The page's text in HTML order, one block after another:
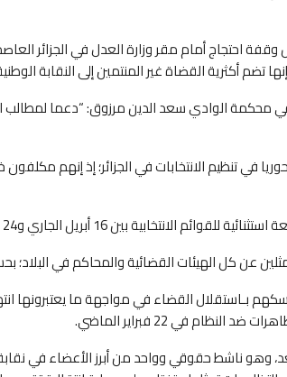
احتجاج أمام مقر وزارة العدل في الجزائر
تضم أكثرية القضاة غير المنتمين إلى النقابة
محكمة الوادي سعد الدين مرزوق: “دعما لمطالب
في تنظيم الانتخابات في الجزائر؛ إذ إنهم
16 أبريل الجاري و24 منه، تحضيرا لاستحقاق الرئاسي للرابع من شهر يوليوز القادم.
عن كل الهيئات القضائية والمحاكم في
بـاستقلال القضاء في مواجهة ما يعتبرونها
النظام في 22 فبراير الماضي.
وهو ناشط حقوقي وواحد من أبرز الأعضاء في